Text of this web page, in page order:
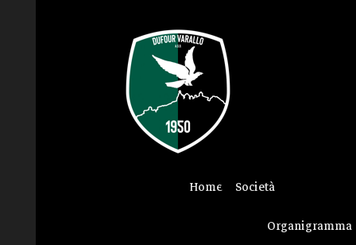
Home Società
Organigramma